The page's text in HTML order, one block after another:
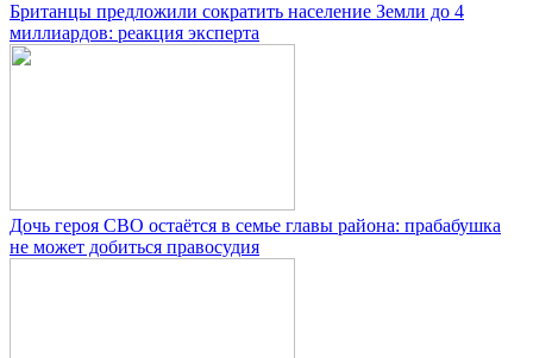
Британцы предложили сократить население Земли до 4
миллиардов: реакция эксперта
Дочь героя СВО остаётся в семье главы района: прабабушка
не может добиться правосудия